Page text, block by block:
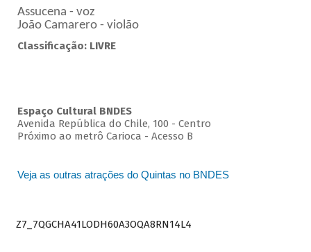
Assucena - voz
João Camarero - violão
Classificação: LIVRE
Espaço Cultural BNDES
Avenida República do Chile, 100 - Centro
Próximo ao metrô Carioca - Acesso B
Veja as outras atrações do Quintas no BNDES
Z7_7QGCHA41LODH60A3OQA8RN14L4